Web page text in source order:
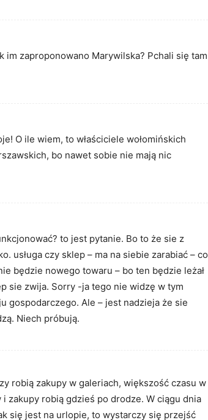
im zaproponowano Marywilska? Pchali się tam
O ile wiem, to właściciele wołomińskich
bo nawet sobie nie mają nic
to jest pytanie. Bo to że sie z
usługa czy sklep – ma na siebie zarabiać – co
będzie nowego towaru – bo ten będzie leżał
sie zwija. Sorry -ja tego nie widzę w tym
gospodarczego. Ale – jest nadzieja że sie
Niech próbują.
robią zakupy w galeriach, większość czasu w
zakupy robią gdzieś po drodze. W ciągu dnia
się jest na urlopie, to wystarczy się przejść